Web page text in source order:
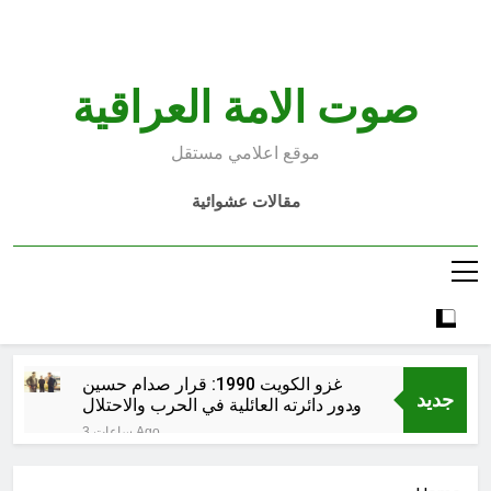
صوت الامة العراقية
موقع اعلامي مستقل
مقالات عشوائية
جديد
غزو الكويت 1990: قرار صدام حسين
ودور دائرته العائلية في الحرب والاحتلال
وعمليات النهب
3 ساعات Ago